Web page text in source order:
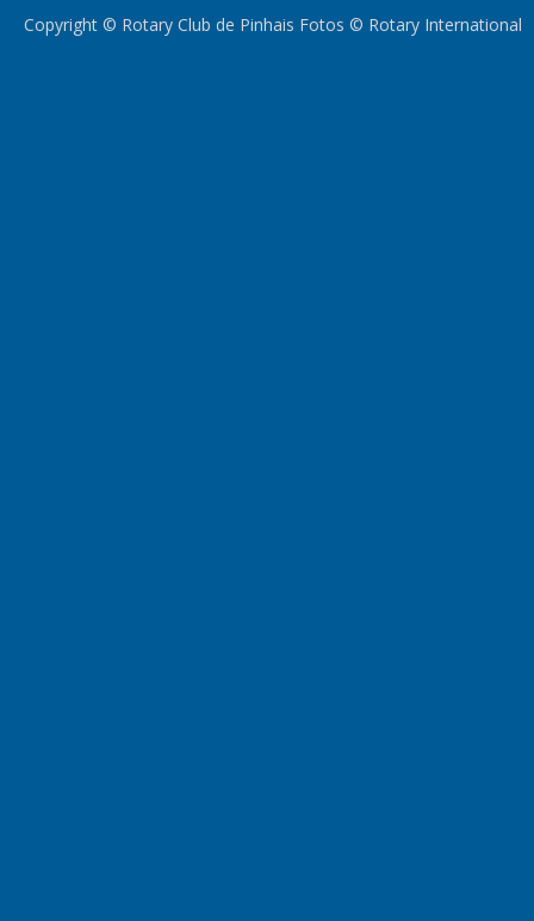
Copyright © Rotary Club de Pinhais Fotos © Rotary International